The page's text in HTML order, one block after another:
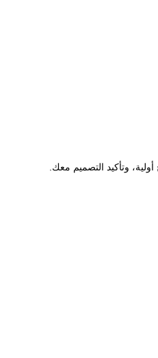
وتأكيد التصميم معك.